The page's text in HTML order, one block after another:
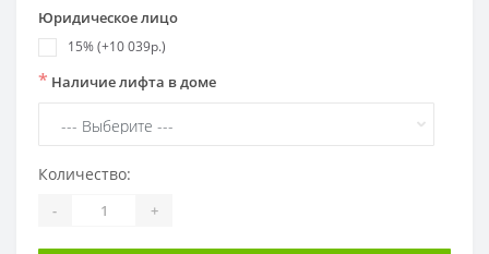
Юридическое лицо
15% (+10 039р.)
* Наличие лифта в доме
Количество:
- +